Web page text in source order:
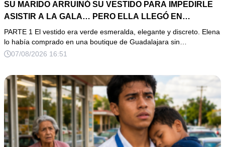
SU MARIDO ARRUINÓ SU VESTIDO PARA IMPEDIRLE
ASISTIR A LA GALA… PERO ELLA LLEGÓ EN
LIMUSINA COMO INVITADA DE HONOR DEL DUEÑO DE
LA EMPRESA
PARTE 1 El vestido era verde esmeralda, elegante y discreto. Elena
lo había comprado en una boutique de Guadalajara sin…
07/08/2026 16:51